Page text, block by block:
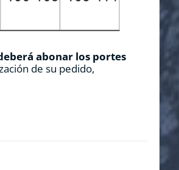
abonar los portes
de su pedido,